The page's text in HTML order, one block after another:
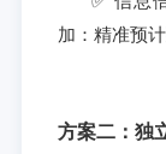
加：精准预
方案二：独